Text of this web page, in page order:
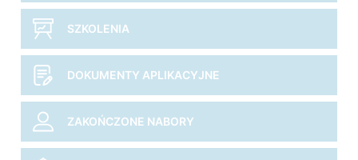
SZKOLENIA
DOKUMENTY APLIKACYJNE
ZAKOŃCZONE NABORY